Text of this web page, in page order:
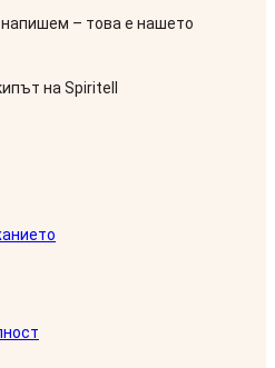
– това е нашето
на Spiritell